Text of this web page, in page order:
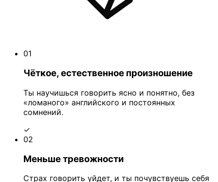
01
Чёткое, естественное произношение
Ты научишься говорить ясно и понятно, без
«ломаного» английского и постоянных
сомнений.
✓
02
Меньше тревожности
Страх говорить уйдет, и ты почувствуешь себя